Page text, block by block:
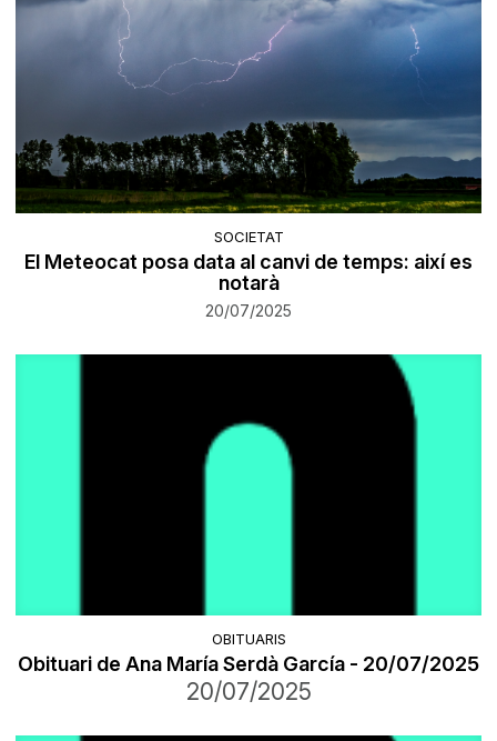
SOCIETAT
El Meteocat posa data al canvi de temps: així es
notarà
20/07/2025
OBITUARIS
Obituari de Ana María Serdà García - 20/07/2025
20/07/2025